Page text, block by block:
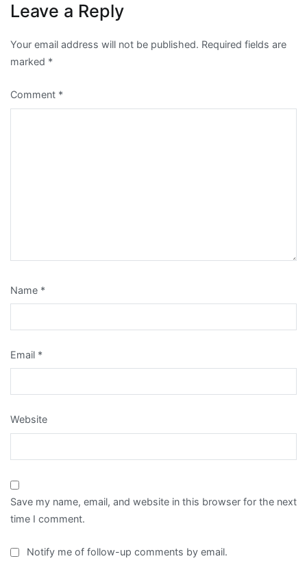
Leave a Reply
Your email address will not be published. Required fields are
marked *
Comment *
Name *
Email *
Website
Save my name, email, and website in this browser for the next
time I comment.
Notify me of follow-up comments by email.